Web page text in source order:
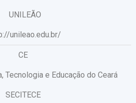
UNILEÃO
unileao.edu.br/
CE
Tecnologia e Educação do Ceará
SECITECE